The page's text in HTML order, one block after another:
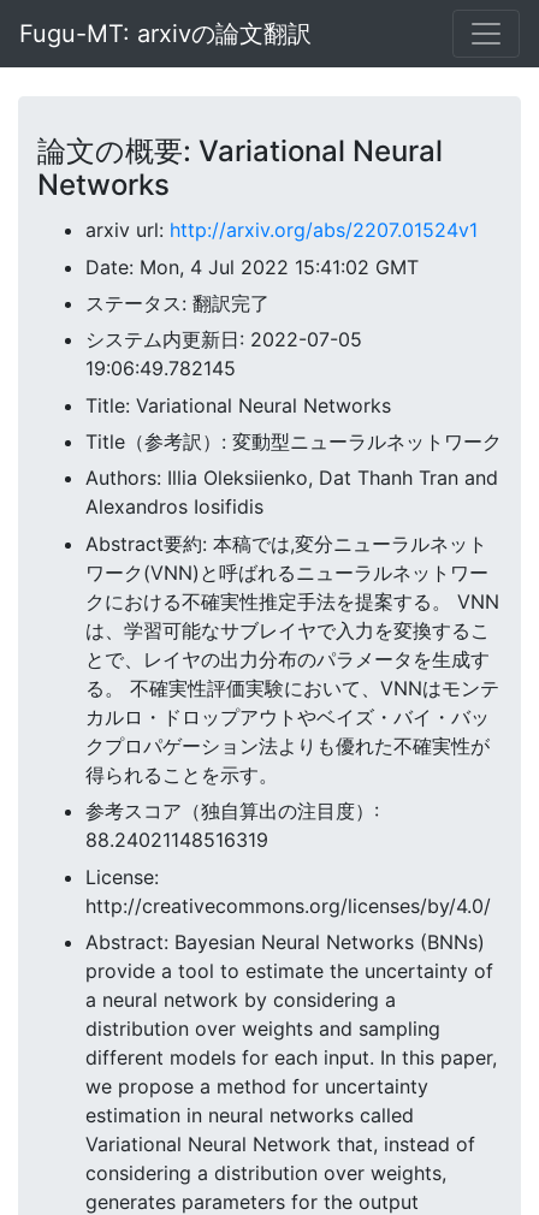
Fugu-MT: arxivの論文翻訳
論文の概要: Variational Neural
Networks
arxiv url: http://arxiv.org/abs/2207.01524v1
Date: Mon, 4 Jul 2022 15:41:02 GMT
ステータス: 翻訳完了
システム内更新日: 2022-07-05
19:06:49.782145
Title: Variational Neural Networks
Title（参考訳）: 変動型ニューラルネットワーク
Authors: Illia Oleksiienko, Dat Thanh Tran and
Alexandros Iosifidis
Abstract要約: 本稿では,変分ニューラルネット
ワーク(VNN)と呼ばれるニューラルネットワー
クにおける不確実性推定手法を提案する。 VNN
は、学習可能なサブレイヤで入力を変換するこ
とで、レイヤの出力分布のパラメータを生成す
る。 不確実性評価実験において、VNNはモンテ
カルロ・ドロップアウトやベイズ・バイ・バッ
クプロパゲーション法よりも優れた不確実性が
得られることを示す。
参考スコア（独自算出の注目度）:
88.24021148516319
License:
http://creativecommons.org/licenses/by/4.0/
Abstract: Bayesian Neural Networks (BNNs)
provide a tool to estimate the uncertainty of
a neural network by considering a
distribution over weights and sampling
different models for each input. In this paper,
we propose a method for uncertainty
estimation in neural networks called
Variational Neural Network that, instead of
considering a distribution over weights,
generates parameters for the output